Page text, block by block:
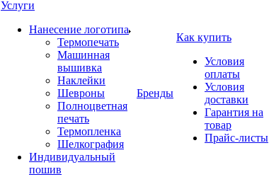
Услуги
Нанесение логотипа
Термопечать
Машинная
вышивка
Наклейки
Шевроны
Полноцветная
печать
Термопленка
Шелкография
Индивидуальный
пошив
Бренды
Как купить
Условия
оплаты
Условия
доставки
Гарантия на
товар
Прайс-листы